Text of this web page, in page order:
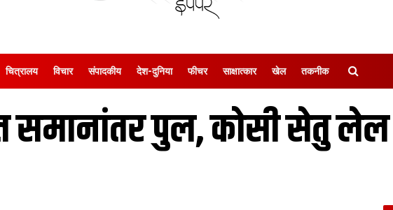
चित्रालय विचार संपादकीय देश-दुनिया फीचर साक्षात्‍कार खेल तकनीक
समानांतर पुल, कोसी सेतु लेल